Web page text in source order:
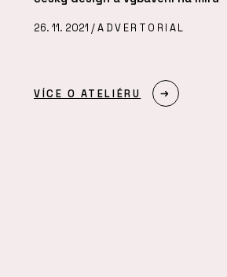
26. 11. 2021 /ADVERTORIAL
VÍCE O ATELIÉRU